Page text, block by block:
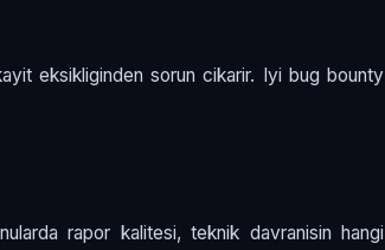
eksikliginden sorun cikarir. Iyi bug bounty
rapor kalitesi, teknik davranisin hangi